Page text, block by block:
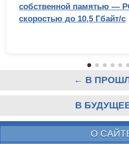
собственной памятью —
скоростью до 10,5 Гбайт/с
← В
В
О